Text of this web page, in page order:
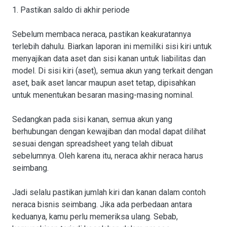
1. Pastikan saldo di akhir periode
Sebelum membaca neraca, pastikan keakuratannya
terlebih dahulu. Biarkan laporan ini memiliki sisi kiri untuk
menyajikan data aset dan sisi kanan untuk liabilitas dan
model. Di sisi kiri (aset), semua akun yang terkait dengan
aset, baik aset lancar maupun aset tetap, dipisahkan
untuk menentukan besaran masing-masing nominal.
Sedangkan pada sisi kanan, semua akun yang
berhubungan dengan kewajiban dan modal dapat dilihat
sesuai dengan spreadsheet yang telah dibuat
sebelumnya. Oleh karena itu, neraca akhir neraca harus
seimbang.
Jadi selalu pastikan jumlah kiri dan kanan dalam contoh
neraca bisnis seimbang. Jika ada perbedaan antara
keduanya, kamu perlu memeriksa ulang. Sebab,